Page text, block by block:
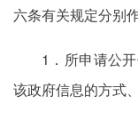
六条有关规定分别
1．所申请公
该政府信息的方式